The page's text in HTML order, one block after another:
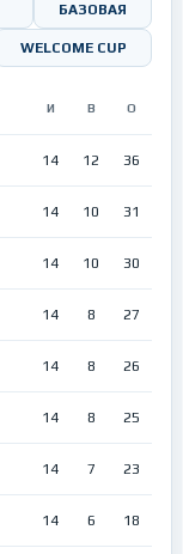
БАЗОВАЯ
WELCOME CUP
И В О
14 12 36
14 10 31
14 10 30
14 8 27
14 8 26
14 8 25
14 7 23
14 6 18